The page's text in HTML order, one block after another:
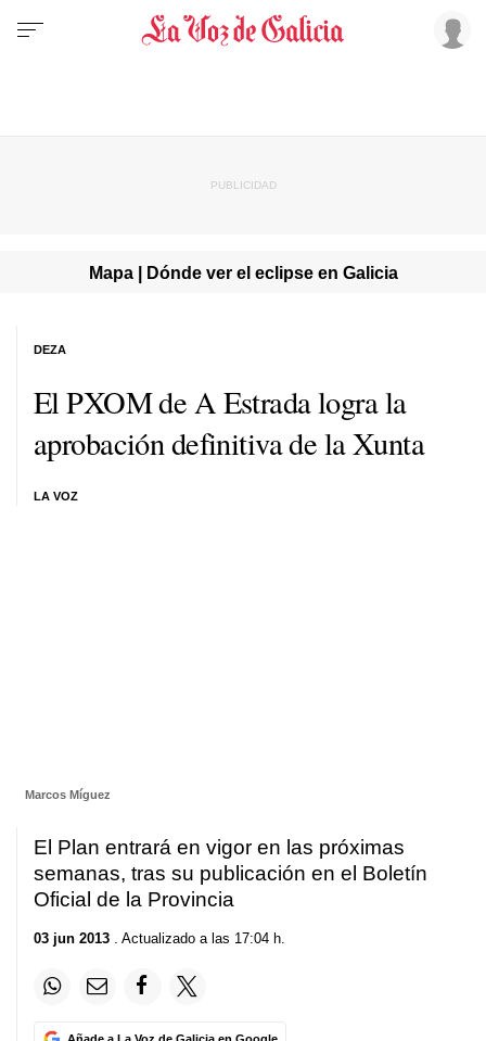
Mapa | Dónde ver el eclipse en Galicia
El PXOM de A Estrada logra la
aprobación definitiva de la Xunta
LA VOZ
DEZA
Marcos Míguez
El Plan entrará en vigor en las próximas
semanas, tras su publicación en el Boletín
Oficial de la Provincia
03 jun 2013 . Actualizado a las 17:04 h.